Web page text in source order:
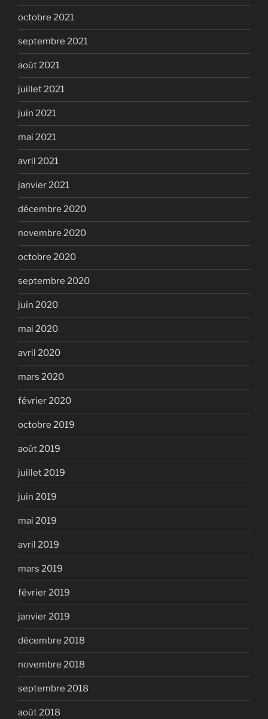
octobre 2021
septembre 2021
août 2021
juillet 2021
juin 2021
mai 2021
avril 2021
janvier 2021
décembre 2020
novembre 2020
octobre 2020
septembre 2020
juin 2020
mai 2020
avril 2020
mars 2020
février 2020
octobre 2019
août 2019
juillet 2019
juin 2019
mai 2019
avril 2019
mars 2019
février 2019
janvier 2019
décembre 2018
novembre 2018
septembre 2018
août 2018